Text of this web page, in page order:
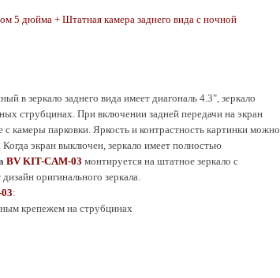
5 дюйма + Штатная камера заднего вида с ночной
в зеркало заднего вида имеет диагональ 4.3", зеркало
струбцинах. При включении задней передачи на экран
камеры парковки. Яркость и контрастность картинки можно
экран выключен, зеркало имеет полностью
BV KIT-CAM-03 монтируется на штатное зеркало с
оригинального зеркала.
:
крепежем на струбцинах